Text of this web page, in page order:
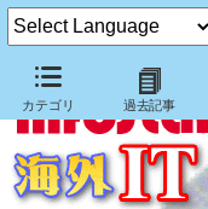
カテゴリ 過去記事